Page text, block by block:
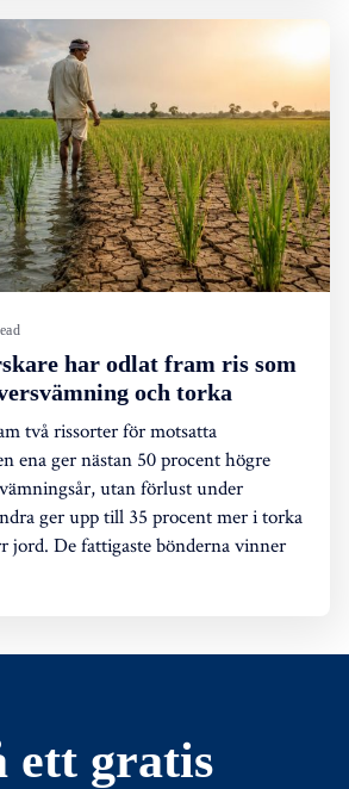
har odlat fram ris som
och torka
två rissorter för motsatta
ena ger nästan 50 procent högre
utan förlust under
ger upp till 35 procent mer i torka
jord. De fattigaste bönderna vinner
ett gratis